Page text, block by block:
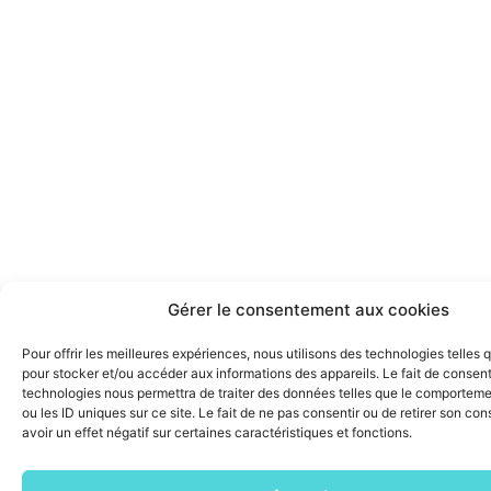
Gérer le consentement aux cookies
Pour offrir les meilleures expériences, nous utilisons des technologies telles
pour stocker et/ou accéder aux informations des appareils. Le fait de
technologies nous permettra de traiter des données telles que le
ou les ID uniques sur ce site. Le fait de ne pas consentir ou de retirer son
avoir un effet négatif sur certaines caractéristiques et fonctions.